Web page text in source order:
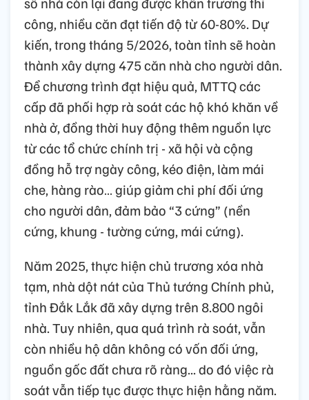
công, nhiều căn đạt tiến độ từ 60-80%. Dự
kiến, trong tháng 5/2026, toàn tỉnh sẽ hoàn
thành xây dựng 475 căn nhà cho người dân.
Để chương trình đạt hiệu quả, MTTQ các
cấp đã phối hợp rà soát các hộ khó khăn về
nhà ở, đồng thời huy động thêm nguồn lực
từ các tổ chức chính trị - xã hội và cộng
đồng hỗ trợ ngày công, kéo điện, làm mái
che, hàng rào… giúp giảm chi phí đối ứng
cho người dân, đảm bảo “3 cứng” (nền
cứng, khung - tường cứng, mái cứng).
Năm 2025, thực hiện chủ trương xóa nhà
tạm, nhà dột nát của Thủ tướng Chính phủ,
tỉnh Đắk Lắk đã xây dựng trên 8.800 ngôi
nhà. Tuy nhiên, qua quá trình rà soát, vẫn
còn nhiều hộ dân không có vốn đối ứng,
nguồn gốc đất chưa rõ ràng... do đó việc rà
soát vẫn tiếp tục được thực hiện hằng năm.